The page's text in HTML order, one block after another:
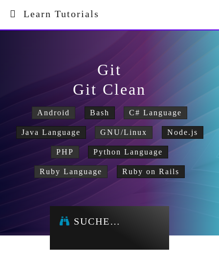
Learn Tutorials
Git
Git Clean
Android Bash C# Language
Java Language GNU/Linux Node.js
PHP Python Language
Ruby Language Ruby on Rails
SUCHE…